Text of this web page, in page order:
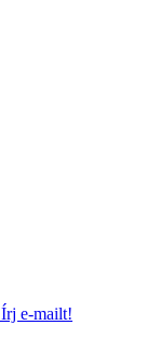
Írj e-mailt!